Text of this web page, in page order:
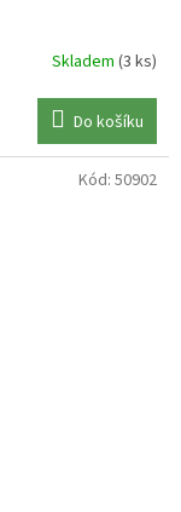
Skladem (3 ks)
Do košíku
Kód: 50902